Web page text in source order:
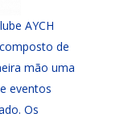
AYCH
de
mão uma
eventos
Os